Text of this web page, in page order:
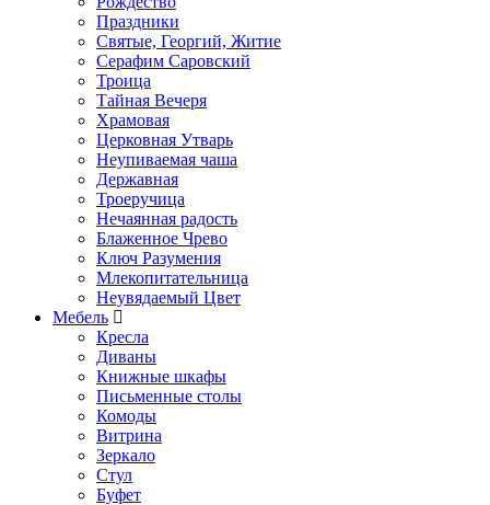
Праздники
Святые, Георгий, Житие
Серафим Саровский
Троица
Тайная Вечеря
Храмовая
Церковная Утварь
Неупиваемая чаша
Державная
Троеручица
Нечаянная радость
Блаженное Чрево
Ключ Разумения
Млекопитательница
Неувядаемый Цвет
Мебель
Кресла
Диваны
Книжные шкафы
Письменные столы
Комоды
Витрина
Зеркало
Стул
Буфет